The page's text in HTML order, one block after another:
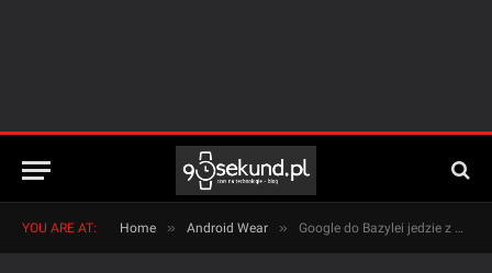
YOU ARE AT: Home » Android Wear » Google do Bazylei jedzie z nową nazwą systemu. Dla marek modowych i iPhone’a. Bo ta para działa świetnie!